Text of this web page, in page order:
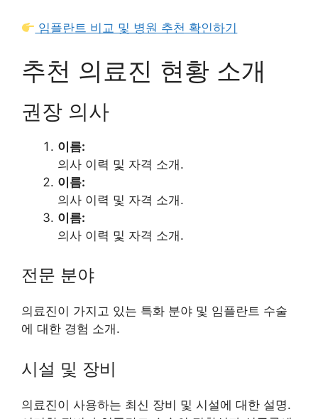
임플란트 비교 및 병원 추천 확인하기
추천 의료진 현황 소개
권장 의사
이름:
의사 이력 및 자격 소개.
이름:
의사 이력 및 자격 소개.
이름:
의사 이력 및 자격 소개.
전문 분야
의료진이 가지고 있는 특화 분야 및 임플란트 수술
에 대한 경험 소개.
시설 및 장비
의료진이 사용하는 최신 장비 및 시설에 대한 설명.